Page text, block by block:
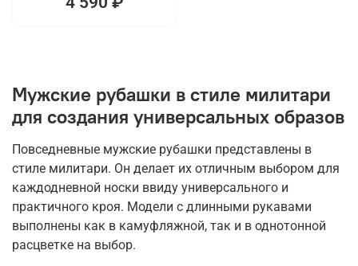
Мужские рубашки в стиле милитари
для создания универсальных образов
Повседневные мужские рубашки представлены в
стиле милитари. Он делает их отличным выбором для
каждодневной носки ввиду универсального и
практичного кроя. Модели с длинными рукавами
выполнены как в камуфляжной, так и в однотонной
расцветке на выбор.